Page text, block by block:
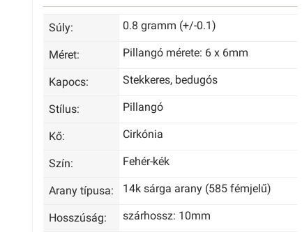
Súly: 0.8 gramm (+/-0.1)
Méret: Pillangó mérete: 6 x 6mm
Kapocs: Stekkeres, bedugós
Stílus: Pillangó
Kő: Cirkónia
Szín: Fehér-kék
Arany típusa: 14k sárga arany (585 fémjelű)
Hosszúság: szárhossz: 10mm